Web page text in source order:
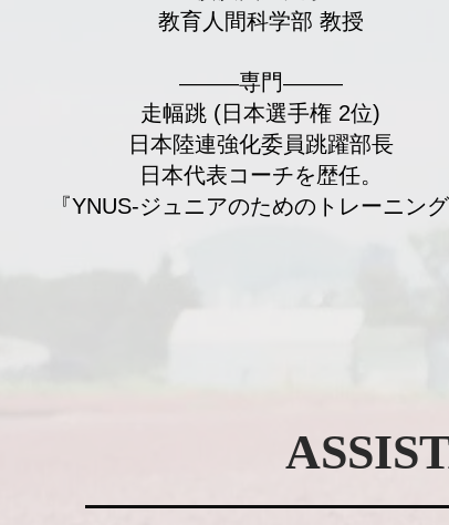
教育人間科学部 教授
―――専門―――
走幅跳 (日本選手権 2位)
日本陸連強化委員跳躍部長
日本代表コーチを歴任。
『YNUS-ジュニアのためのトレーニング